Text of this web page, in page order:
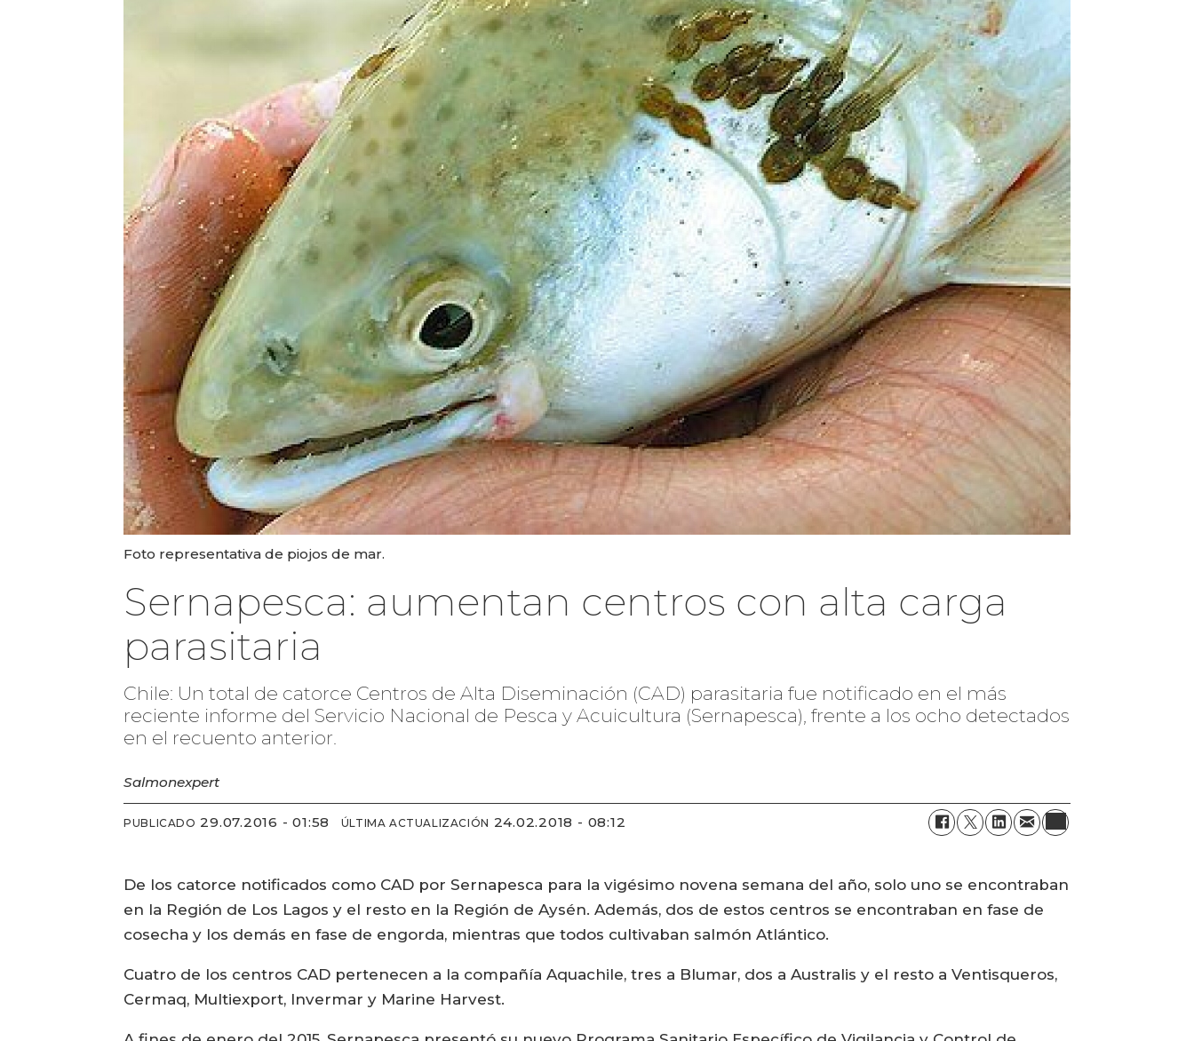
Foto representativa de piojos de mar.
Sernapesca: aumentan centros con alta carga
parasitaria
Chile: Un total de catorce Centros de Alta Diseminación (CAD) parasitaria fue notificado en el más
reciente informe del Servicio Nacional de Pesca y Acuicultura (Sernapesca), frente a los ocho detectados
en el recuento anterior.
Salmonexpert
PUBLICADO 29.07.2016 - 01:58 ÚLTIMA ACTUALIZACIÓN 24.02.2018 - 08:12
De los catorce notificados como CAD por Sernapesca para la vigésimo novena semana del año, solo uno se encontraban
en la Región de Los Lagos y el resto en la Región de Aysén. Además, dos de estos centros se encontraban en fase de
cosecha y los demás en fase de engorda, mientras que todos cultivaban salmón Atlántico.
Cuatro de los centros CAD pertenecen a la compañía Aquachile, tres a Blumar, dos a Australis y el resto a Ventisqueros,
Cermaq, Multiexport, Invermar y Marine Harvest.